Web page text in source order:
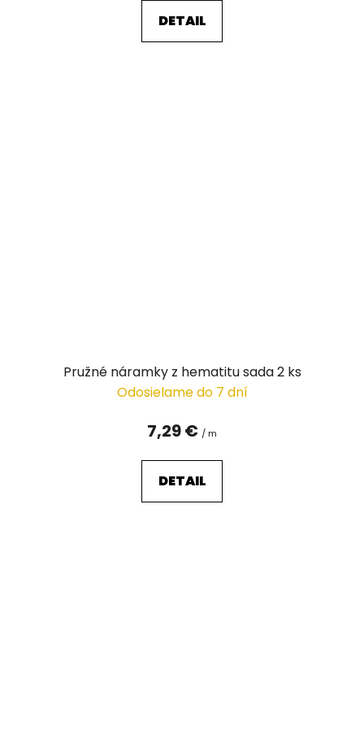
DETAIL
Pružné náramky z hematitu sada 2 ks
Odosielame do 7 dní
7,29 € / m
DETAIL